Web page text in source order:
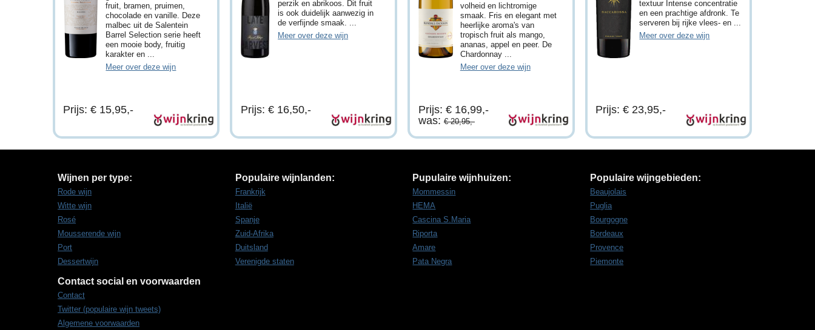
fruit, bramen, pruimen,
chocolade en vanille. Deze
malbec uit de Salentein
Barrel Selection serie heeft
een mooie body, fruitig
karakter en ...
Meer over deze wijn
Prijs: € 15,95,-
perzik en abrikoos. Dit fruit
is ook duidelijk aanwezig in
de verfijnde smaak. ...
Meer over deze wijn
Prijs: € 16,50,-
volheid en lichtromige
smaak. Fris en elegant met
heerlijke aroma's van
tropisch fruit als mango,
ananas, appel en peer. De
Chardonnay ...
Meer over deze wijn
Prijs: € 16,99,-
was:€ 20,95,-
textuur Intense concentratie
en een prachtige afdronk. Te
serveren bij rijke vlees- en ...
Meer over deze wijn
Prijs: € 23,95,-
Wijnen per type:
Rode wijn
Witte wijn
Rosé
Mousserende wijn
Port
Dessertwijn
Populaire wijnlanden:
Frankrijk
Italië
Spanje
Zuid-Afrika
Duitsland
Verenigde staten
Pupulaire wijnhuizen:
Mommessin
HEMA
Cascina S.Maria
Riporta
Amare
Pata Negra
Populaire wijngebieden:
Beaujolais
Puglia
Bourgogne
Bordeaux
Provence
Piemonte
Contact social en voorwaarden
Contact
Twitter (populaire wijn tweets)
Algemene voorwaarden